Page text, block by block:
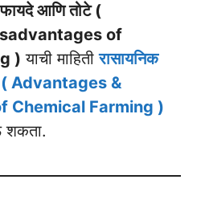
आणि तोटे (
of
) याची माहितीरासायनिक
( Advantages &
Chemical Farming )
शकता.